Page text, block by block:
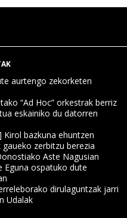
aurtengo zekorketen
“Ad Hoc” orkestrak berriz
eskainiko du datorren
Kirol bazkuna ehuntzen
gaueko zerbitzu berezia
Aste Nagusian
Eguna ospatuko dute
dirulaguntzak jarri
Udalak